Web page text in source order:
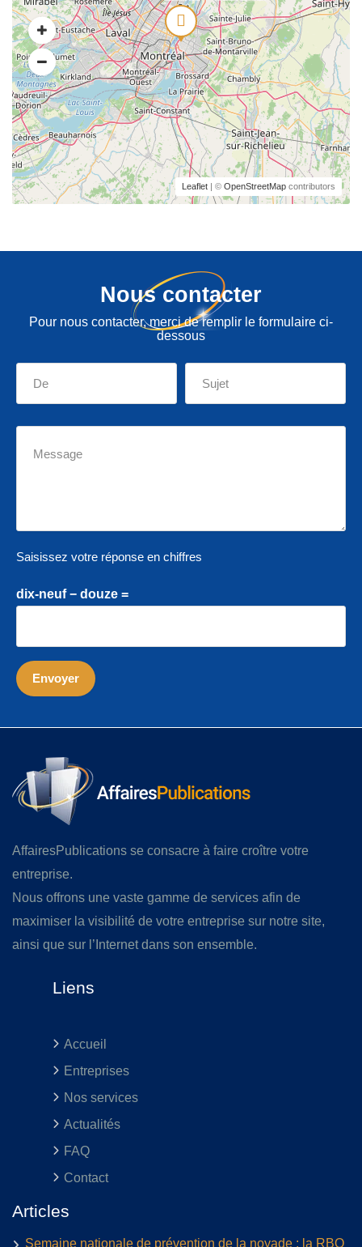
Leaflet | © OpenStreetMap contributors
Nous contacter
Pour nous contacter, merci de remplir le formulaire ci-
dessous
Saisissez votre réponse en chiffres
dix-neuf − douze =
AffairesPublications se consacre à faire croître votre
entreprise.
Nous offrons une vaste gamme de services afin de
maximiser la visibilité de votre entreprise sur notre site,
ainsi que sur l’Internet dans son ensemble.
Liens
Accueil
Entreprises
Nos services
Actualités
FAQ
Contact
Articles
Semaine nationale de prévention de la noyade : la RBQ